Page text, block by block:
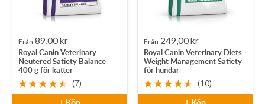
Rea-
pris
Från 89,00 kr
Royal Canin Veterinary
Neutered Satiety Balance
400 g för katter
(7)
Rea-
pris
Från 249,00 kr
Royal Canin Veterinary Diets
Weight Management Satiety
för hundar
(10)